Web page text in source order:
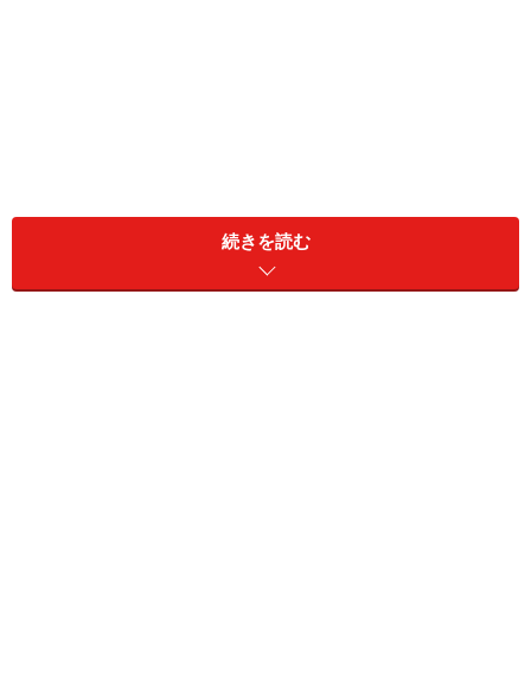
続きを読む